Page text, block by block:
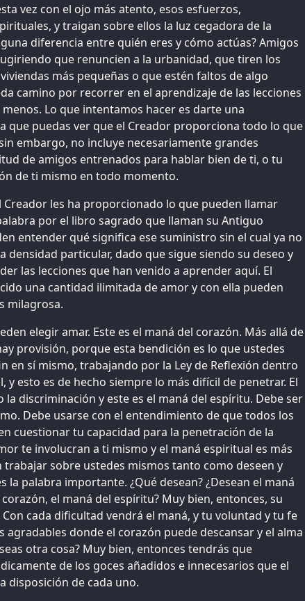
vez con el ojo más atento, esos esfuerzos,
y traigan sobre ellos la luz cegadora de la
diferencia entre quién eres y cómo actúas? Amigos
que renuncien a la urbanidad, que tiren los
más pequeñas o que estén faltos de algo
camino por recorrer en el aprendizaje de las lecciones
Lo que intentamos hacer es darte una
que puedas ver que el Creador proporciona todo lo que
embargo, no incluye necesariamente grandes
de amigos entrenados para hablar bien de ti, o tu
de ti mismo en todo momento.
Creador les ha proporcionado lo que pueden llamar
por el libro sagrado que llaman su Antiguo
entender qué significa ese suministro sin el cual ya no
densidad particular, dado que sigue siendo su deseo y
las lecciones que han venido a aprender aquí. El
una cantidad ilimitada de amor y con ella pueden
milagrosa.
elegir amar. Este es el maná del corazón. Más allá de
provisión, porque esta bendición es lo que ustedes
en sí mismo, trabajando por la Ley de Reflexión dentro
y esto es de hecho siempre lo más difícil de penetrar. El
la discriminación y este es el maná del espíritu. Debe ser
Debe usarse con el entendimiento de que todos los
cuestionar tu capacidad para la penetración de la
te involucran a ti mismo y el maná espiritual es más
trabajar sobre ustedes mismos tanto como deseen y
la palabra importante. ¿Qué desean? ¿Desean el maná
corazón, el maná del espíritu? Muy bien, entonces, su
cada dificultad vendrá el maná, y tu voluntad y tu fe
agradables donde el corazón puede descansar y el alma
otra cosa? Muy bien, entonces tendrás que
de los goces añadidos e innecesarios que el
disposición de cada uno.